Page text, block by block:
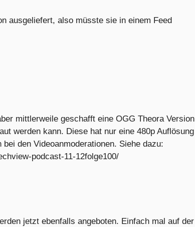
ausgeliefert, also müsste sie in einem Feed
mittlerweile geschafft eine OGG Theora Version
werden kann. Diese hat nur eine 480p Auflösung
den Videoanmoderationen. Siehe dazu:
podcast-11-12folge100/
jetzt ebenfalls angeboten. Einfach mal auf der